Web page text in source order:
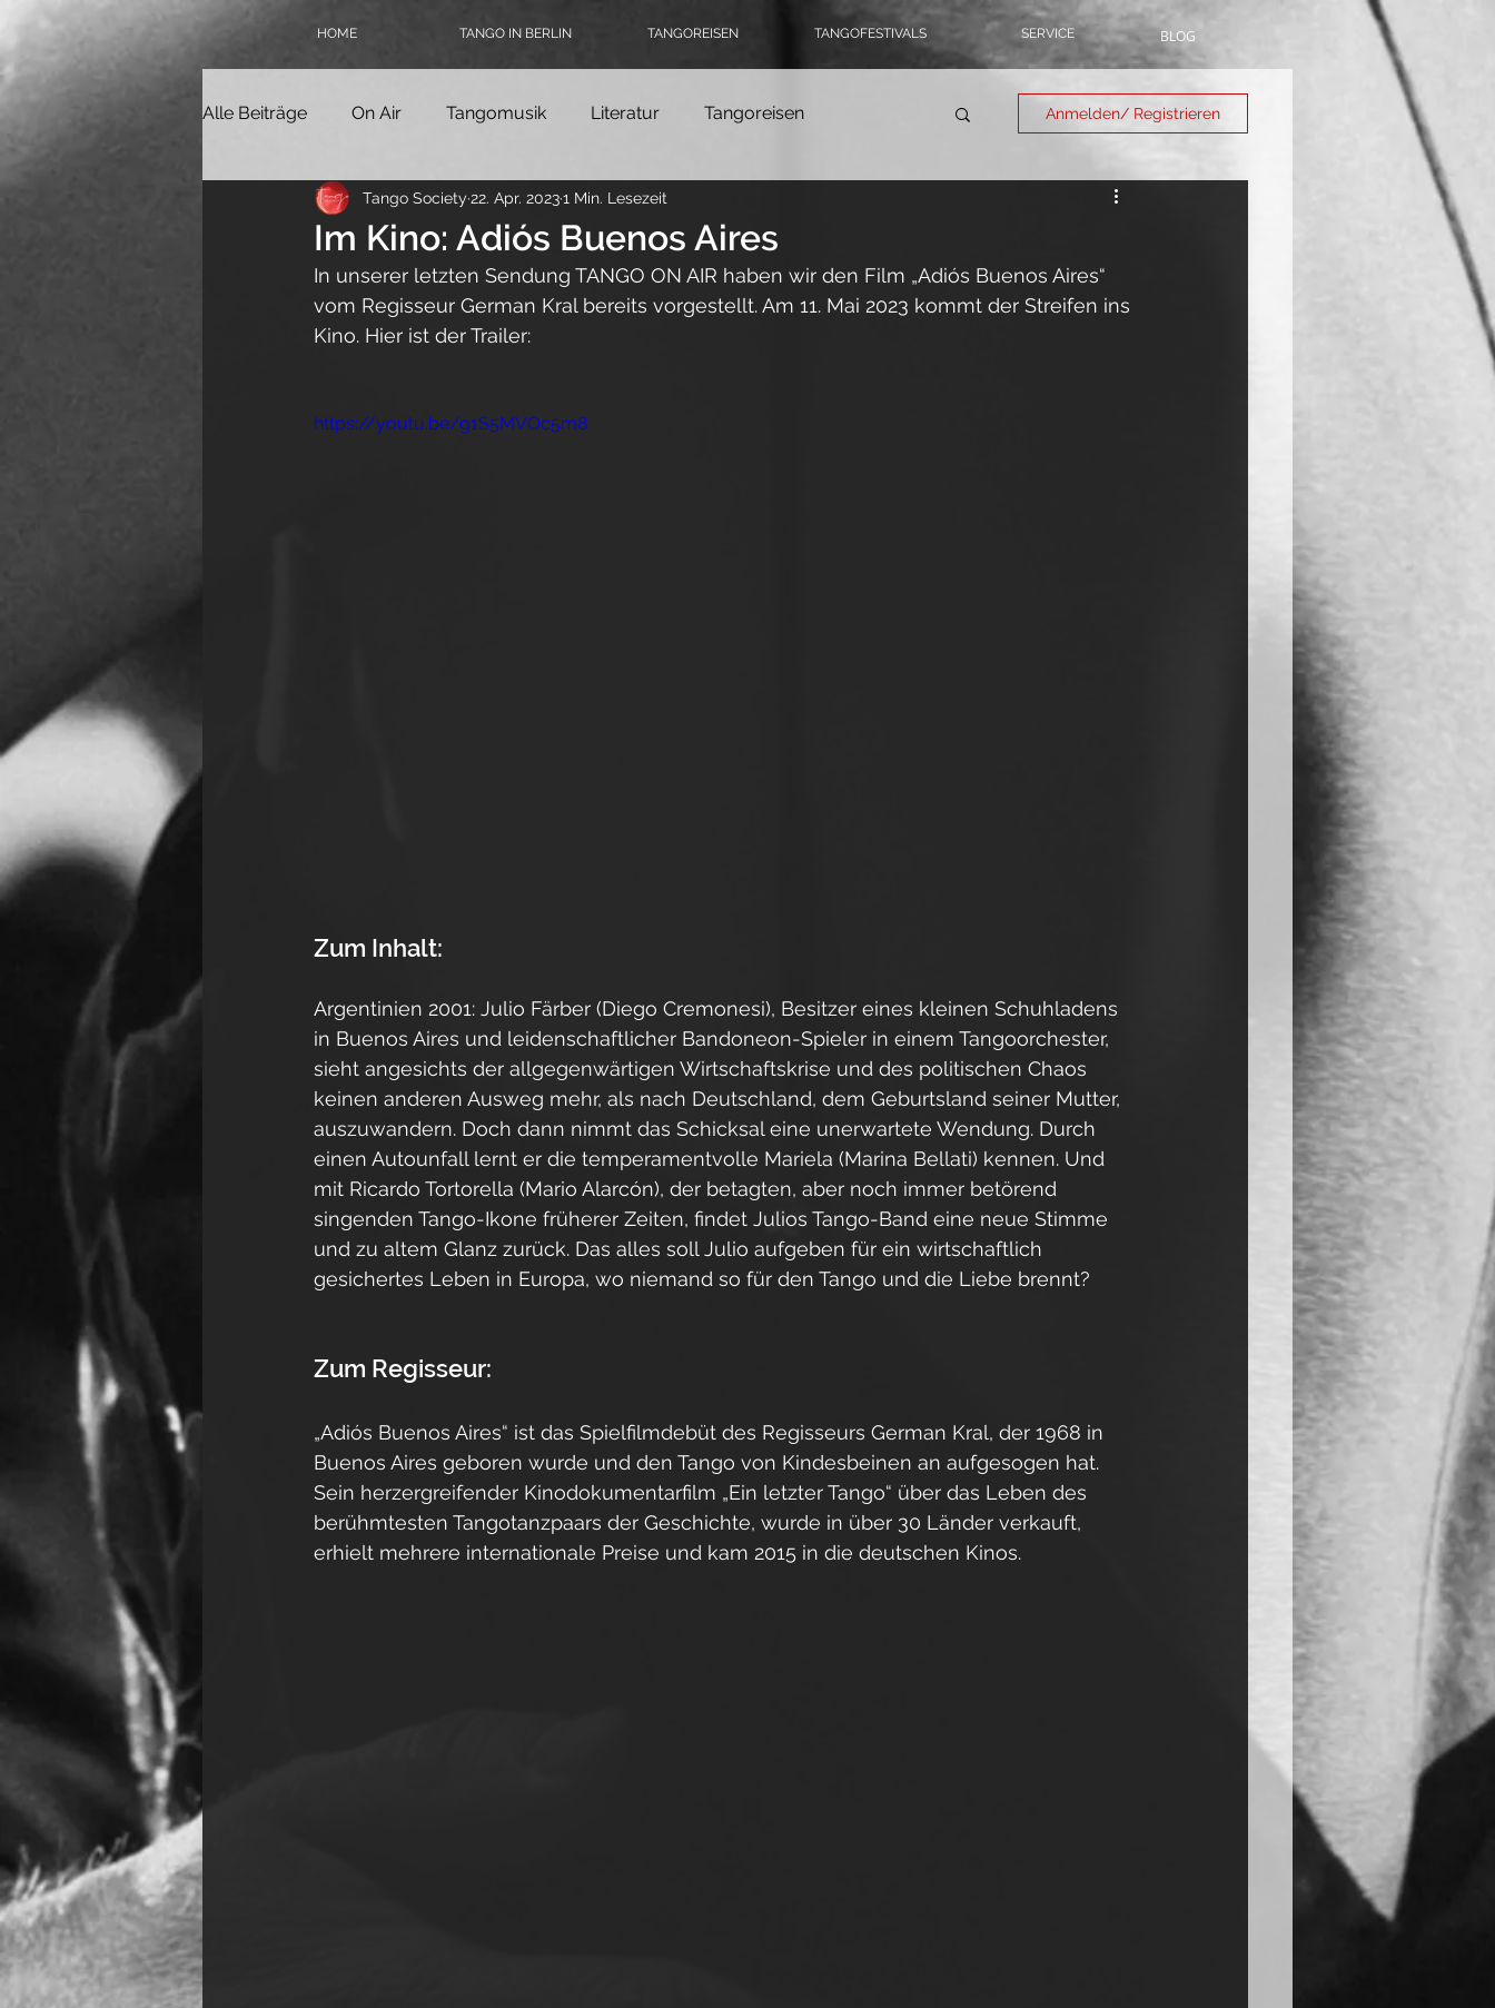
HOME TANGO IN BERLIN TANGOREISEN TANGOFESTIVALS SERVICE BLOG
Alle Beiträge On Air Tangomusik Literatur Tangoreisen
Tangokolumne Tangofilm Tango-Logbuch
Geschichte Tangomode & Schuhe Coronatango
Anmelden/ Registrieren
Im Kino: Adiós Buenos Aires
Tango Society 22. Apr. 20231 Min. Lesezeit
In unserer letzten Sendung TANGO ON AIR haben wir den Film „Adiós Buenos Aires“
vom Regisseur German Kral bereits vorgestellt. Am 11. Mai 2023 kommt der Streifen ins
Kino. Hier ist der Trailer:
https://youtu.be/g1S5MVOc5m8
Zum Inhalt:
Argentinien 2001: Julio Färber (Diego Cremonesi), Besitzer eines kleinen Schuhladens
in Buenos Aires und leidenschaftlicher Bandoneon-Spieler in einem Tangoorchester,
sieht angesichts der allgegenwärtigen Wirtschaftskrise und des politischen Chaos
keinen anderen Ausweg mehr, als nach Deutschland, dem Geburtsland seiner Mutter,
auszuwandern. Doch dann nimmt das Schicksal eine unerwartete Wendung. Durch
einen Autounfall lernt er die temperamentvolle Mariela (Marina Bellati) kennen. Und
mit Ricardo Tortorella (Mario Alarcón), der betagten, aber noch immer betörend
singenden Tango-Ikone früherer Zeiten, findet Julios Tango-Band eine neue Stimme
und zu altem Glanz zurück. Das alles soll Julio aufgeben für ein wirtschaftlich
gesichertes Leben in Europa, wo niemand so für den Tango und die Liebe brennt?
Zum Regisseur:
„Adiós Buenos Aires“ ist das Spielfilmdebüt des Regisseurs German Kral, der 1968 in
Buenos Aires geboren wurde und den Tango von Kindesbeinen an aufgesogen hat.
Sein herzergreifender Kinodokumentarfilm „Ein letzter Tango“ über das Leben des
berühmtesten Tangotanzpaars der Geschichte, wurde in über 30 Länder verkauft,
erhielt mehrere internationale Preise und kam 2015 in die deutschen Kinos.